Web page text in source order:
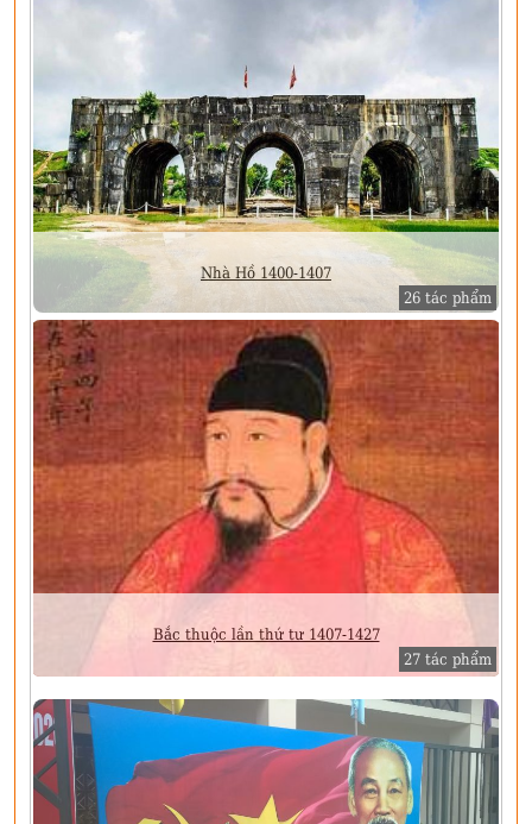
Nhà Hồ 1400-1407
26 tác phẩm
Bắc thuộc lần thứ tư 1407-1427
27 tác phẩm